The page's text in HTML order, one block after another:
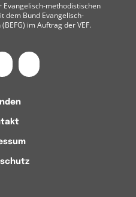
methodistischen
dem Bund Evangelisch-
im Auftrag der VEF.